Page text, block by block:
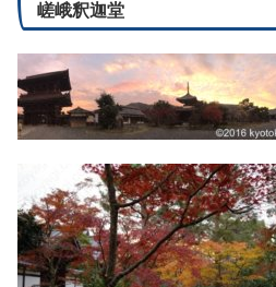
嵯峨釈迦堂